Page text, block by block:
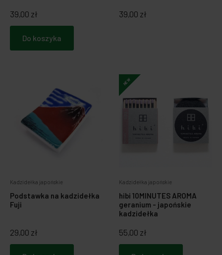
39,00 zł
Do koszyka
39,00 zł
Kadzidełka japońskie
Podstawka na kadzidełka
Fuji
29,00 zł
Kadzidełka japońskie
hibi 10MINUTES AROMA
geranium - japońskie
kadzidełka
55,00 zł
NEW